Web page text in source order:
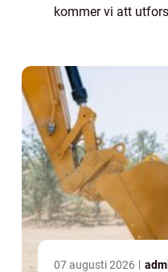
kommer vi att
07 augusti 2026